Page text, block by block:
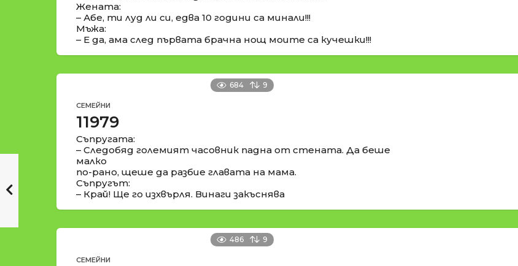
Жената:
– Абе, ти луд ли си, едва 10 години са минали!!!
Мъжа:
– Е да, ама след първата брачна нощ моите са кучешки!!!
684 9
СЕМЕЙНИ
11979
Съпругата:
– Следобяд големият часовник падна от стената. Да беше
малко
по-рано, щеше да разбие главата на мама.
Съпругът:
– Край! Ще го изхвърля. Винаги закъснява
486 9
СЕМЕЙНИ